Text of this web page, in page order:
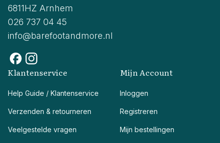
6811HZ Arnhem
026 737 04 45
info@barefootandmore.nl
Klantenservice
Help Guide / Klantenservice
Verzenden & retourneren
Veelgestelde vragen
Mijn Account
Inloggen
Registreren
Mijn bestellingen